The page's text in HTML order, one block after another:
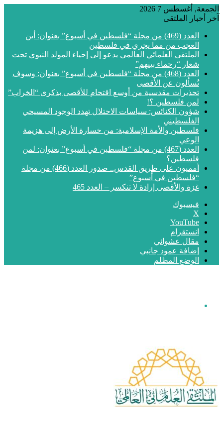
الجمعة, أغسطس 7 2026
آخر أخبار الملتقى
العدد (469) من مجلة “فلسطين في أسبوع” بعنوان: أين
العجب من مما يجري في فلسطين
الملتقى العلمائي العالمي يدعو إلى إحياء المولد النبوي تحت
شعار “رحماء بينهم”
العدد (468) من مجلة “فلسطين في أسبوع” بعنوان: وسوف
تُسألون عن الأقصى
تحذيرات مقدسية من أوسع اقتحام للأقصى بذكرى “الخراب”
لمن فلسطين ؟!
شؤون الكنائس: سياسات الاحتلال تهدد الوجود المسيحي
الفلسطيني
فلسطين والأمة الإسلامية: من خسارة الأرض إلى هزيمة
الوعي
العدد (467) من مجلة “فلسطين في أسبوع” بعنوان: لمن
فلسطين؟
أمميون على طريق القدس.. صدور العدد (466) من مجلة
“فلسطين في أسبوع”
غزة والأقصى إرادة لا تنكسر – العدد 465
فيسبوك
‫X
‫YouTube
انستقرام
مقال عشوائي
إضافة عمود جانبي
الوضع المظلم